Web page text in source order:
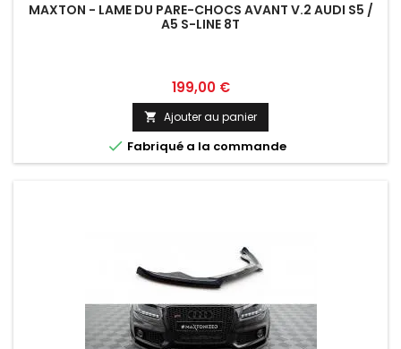
MAXTON - LAME DU PARE-CHOCS AVANT V.2 AUDI S5 /
A5 S-LINE 8T
Prix
199,00 €
 Ajouter au panier
 Fabriqué a la commande